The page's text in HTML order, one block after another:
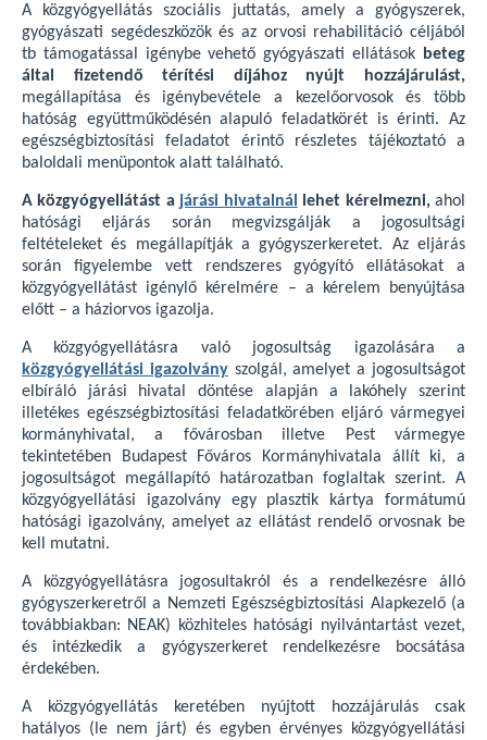
A közgyógyellátás szociális juttatás, amely a gyógyszerek,
gyógyászati segédeszközök és az orvosi rehabilitáció céljából
tb támogatással igénybe vehető gyógyászati ellátások beteg
által fizetendő térítési díjához nyújt hozzájárulást,
megállapítása és igénybevétele a kezelőorvosok és több
hatóság együttműködésén alapuló feladatkörét is érinti. Az
egészségbiztosítási feladatot érintő részletes tájékoztató a
baloldali menüpontok alatt található.
A közgyógyellátást ajárási hivatalnál lehet kérelmezni,ahol
hatósági eljárás során megvizsgálják a jogosultsági
feltételeket és megállapítják a gyógyszerkeretet. Az eljárás
során figyelembe vett rendszeres gyógyító ellátásokat a
közgyógyellátást igénylő kérelmére – a kérelem benyújtása
előtt – a háziorvos igazolja.
A közgyógyellátásra való jogosultság igazolására a
közgyógyellátási igazolványszolgál, amelyet a jogosultságot
elbíráló járási hivatal döntése alapján a lakóhely szerint
illetékes egészségbiztosítási feladatkörében eljáró vármegyei
kormányhivatal, a fővárosban illetve Pest vármegye
tekintetében Budapest Főváros Kormányhivatala állít ki, a
jogosultságot megállapító határozatban foglaltak szerint. A
közgyógyellátási igazolvány egy plasztik kártya formátumú
hatósági igazolvány, amelyet az ellátást rendelő orvosnak be
kell mutatni.
A közgyógyellátásra jogosultakról és a rendelkezésre álló
gyógyszerkeretről a Nemzeti Egészségbiztosítási Alapkezelő (a
továbbiakban: NEAK) közhiteles hatósági nyilvántartást vezet,
és intézkedik a gyógyszerkeret rendelkezésre bocsátása
érdekében.
A közgyógyellátás keretében nyújtott hozzájárulás csak
hatályos (le nem járt) és egyben érvényes közgyógyellátási